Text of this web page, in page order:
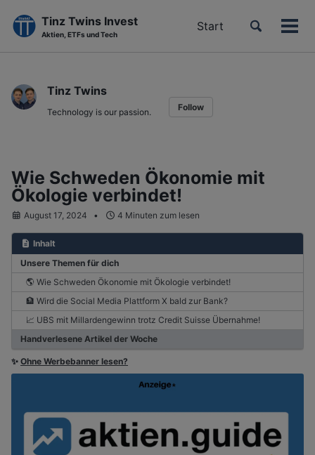
primary
navigation
content
footer
Tinz Twins Invest
Aktien, ETFs und Tech
Start
Toggle
Tinz Twins
Technology is our passion. Follow
Wie Schweden Ökonomie mit
Ökologie verbindet!
August 17, 2024 4 Minuten zum lesen
Inhalt
Unsere Themen für dich
🌎 Wie Schweden Ökonomie mit Ökologie verbindet!
🏦 Wird die Social Media Plattform X bald zur Bank?
📈 UBS mit Millardengewinn trotz Credit Suisse Übernahme!
Handverlesene Artikel der Woche
✨ Ohne Werbebanner lesen?